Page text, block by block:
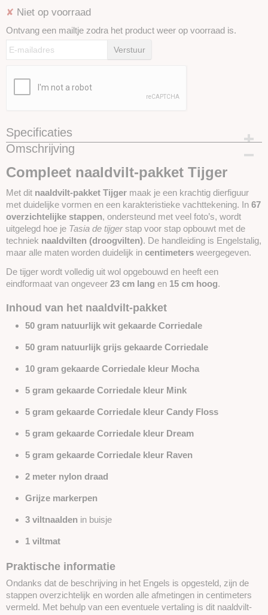
✘ Niet op voorraad
Ontvang een mailtje zodra het product weer op voorraad is.
Verstuur
Specificaties
Productcode
Omschrijving
Compleet naaldvilt-pakket Tijger
Met dit naaldvilt-pakket Tijger maak je een krachtig dierfiguur
met duidelijke vormen en een karakteristieke vachttekening. In 67
overzichtelijke stappen, ondersteund met veel foto’s, wordt
uitgelegd hoe je Tasia de tijgerstap voor stap opbouwt met de
techniek naaldvilten (droogvilten). De handleiding is Engelstalig,
maar alle maten worden duidelijk in centimeters weergegeven.
De tijger wordt volledig uit wol opgebouwd en heeft een
eindformaat van ongeveer 23 cm lang en 15 cm hoog.
Inhoud van het naaldvilt-pakket
50 gram natuurlijk wit gekaarde Corriedale
50 gram natuurlijk grijs gekaarde Corriedale
10 gram gekaarde Corriedale kleur Mocha
5 gram gekaarde Corriedale kleur Mink
5 gram gekaarde Corriedale kleur Candy Floss
5 gram gekaarde Corriedale kleur Dream
5 gram gekaarde Corriedale kleur Raven
2 meter nylon draad
Grijze markerpen
3 viltnaalden in buisje
1 viltmat
Praktische informatie
Ondanks dat de beschrijving in het Engels is opgesteld, zijn de
stappen overzichtelijk en worden alle afmetingen in centimeters
vermeld. Met behulp van een eventuele vertaling is dit naaldvilt-